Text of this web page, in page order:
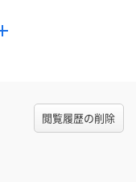
閲覧履歴の削除